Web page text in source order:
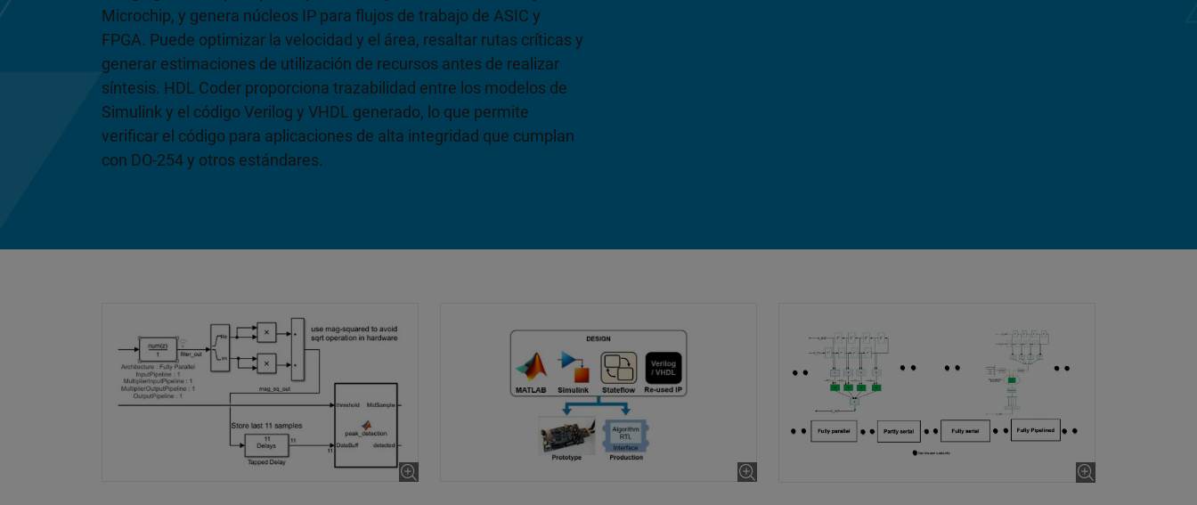
Microchip, y genera núcleos IP para flujos de trabajo de ASIC y
FPGA. Puede optimizar la velocidad y el área, resaltar rutas críticas y
generar estimaciones de utilización de recursos antes de realizar
síntesis. HDL Coder proporciona trazabilidad entre los modelos de
Simulink y el código Verilog y VHDL generado, lo que permite
verificar el código para aplicaciones de alta integridad que cumplan
con DO-254 y otros estándares.